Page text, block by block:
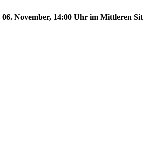
November, 14:00 Uhr im Mittleren